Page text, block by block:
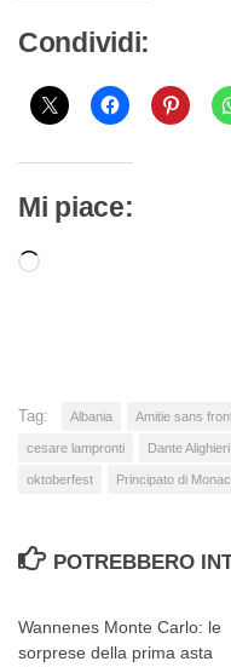
Condividi:
Mi piace:
Caricamento
Tag: Albania Amitie sans
cesare lampronti Dante Alighieri
oktoberfest Principato di
POTREBBERO
Wannenes Monte Carlo: le
sorprese della prima asta